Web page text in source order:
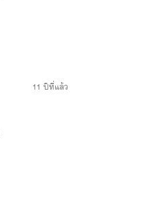
11 ปีที่แล้ว